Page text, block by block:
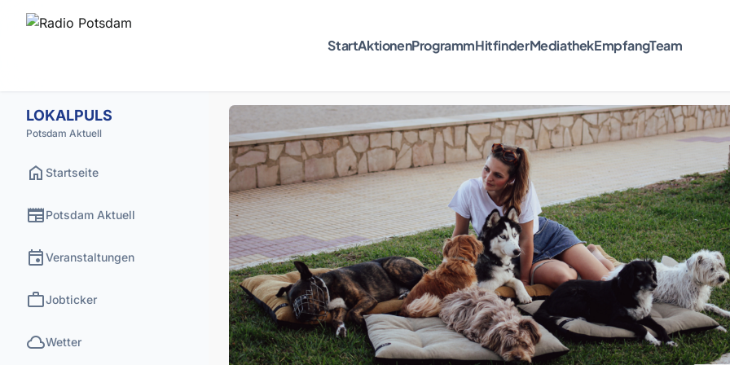
StartAktionenProgrammHitfinderMediathekEmpfangTeam
LOKALPULS
Potsdam Aktuell
home Startseite
newspaperPotsdam Aktuell
eventVeranstaltungen
workJobticker
cloudWetter